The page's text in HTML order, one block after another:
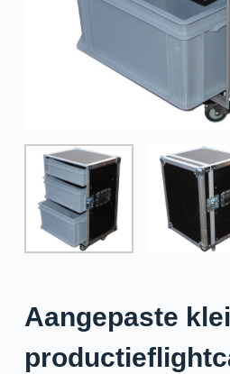
Aangepaste